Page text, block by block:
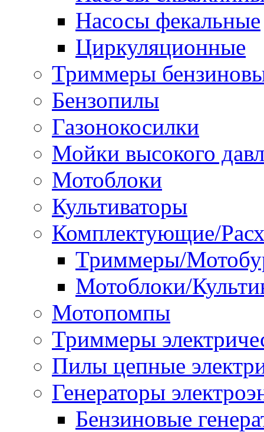
Насосы фекальные
Циркуляционные
Триммеры
Бензопилы
Газонокосилки
Мойки высокого
Мотоблоки
Культиваторы
Комплектующие/
Триммеры/
Мотоблоки/
Мотопомпы
Триммеры
Пилы цепные
Генераторы
Бензиновые